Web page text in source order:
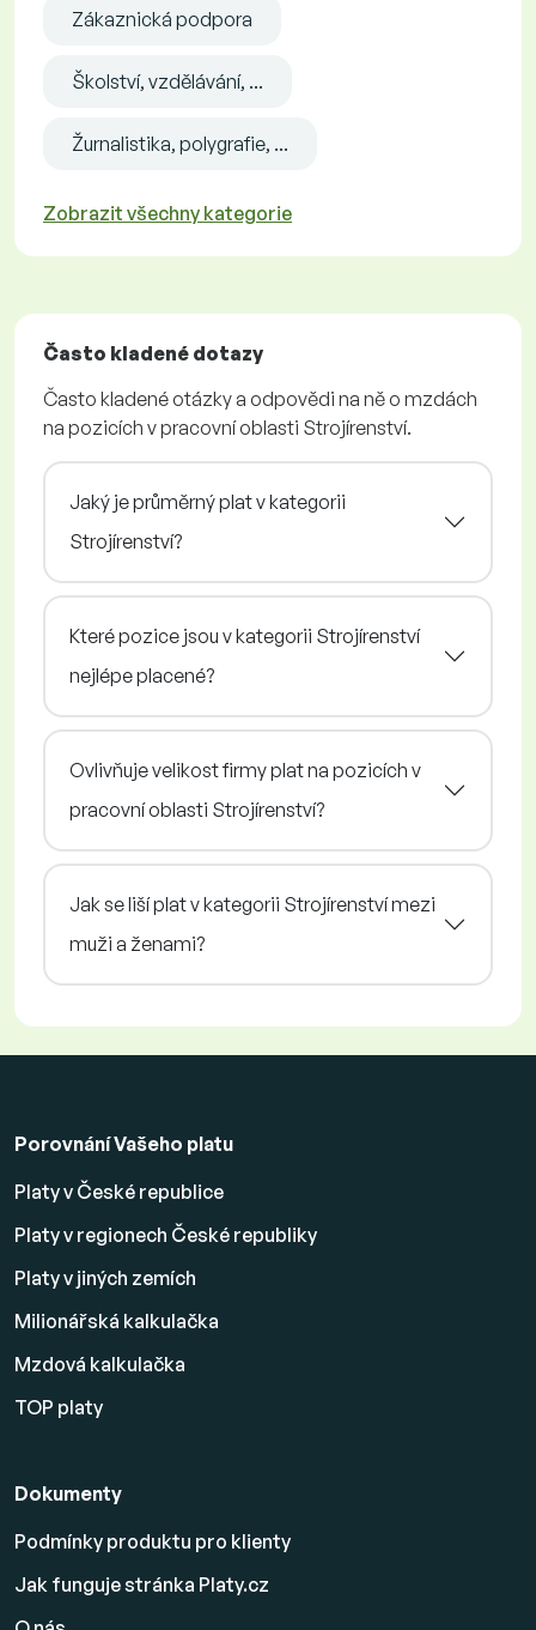
Zákaznická podpora
Školství, vzdělávání, ...
Žurnalistika, polygrafie, ...
Zobrazit všechny kategorie
Často kladené dotazy
Často kladené otázky a odpovědi na ně o mzdách
na pozicích v pracovní oblasti Strojírenství.
Jaký je průměrný plat v kategorii
Strojírenství?
Které pozice jsou v kategorii Strojírenství
nejlépe placené?
Ovlivňuje velikost firmy plat na pozicích v
pracovní oblasti Strojírenství?
Jak se liší plat v kategorii Strojírenství mezi
muži a ženami?
Porovnání Vašeho platu
Platy v České republice
Platy v regionech České republiky
Platy v jiných zemích
Milionářská kalkulačka
Mzdová kalkulačka
TOP platy
Dokumenty
Podmínky produktu pro klienty
Jak funguje stránka Platy.cz